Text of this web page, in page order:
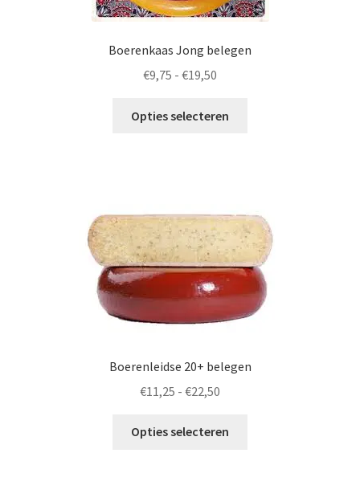
Boerenkaas Jong belegen
€9,75 - €19,50
tot
Opties selecteren
optie
kan
gekozen
worden
op
Boerenleidse 20+ belegen
€11,25 - €22,50
tot
Opties selecteren